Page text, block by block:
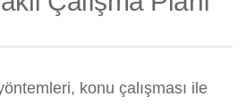
konu çalışması ile